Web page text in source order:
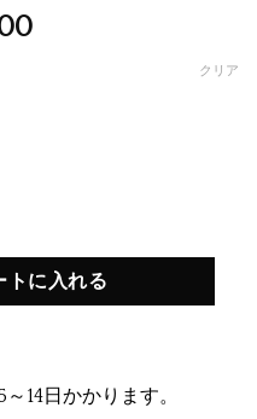
クリア
トに入れる
14日かかります。